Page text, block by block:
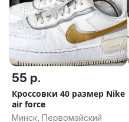
55 р.
Кроссовки 40 размер Nike
air force
Минск, Первомайский